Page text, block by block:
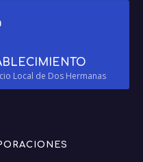
Local de Dos Hermanas